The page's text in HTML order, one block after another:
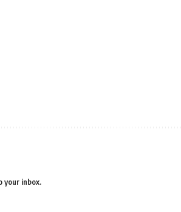
your inbox.